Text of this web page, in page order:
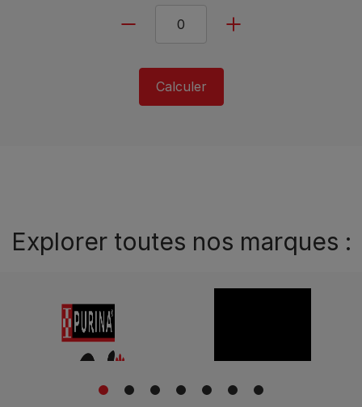
Calculer
Explorer toutes nos marques :
1 2 3 4 5 6 7